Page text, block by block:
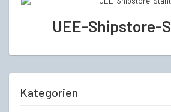
UEE-Shipstore-
Kategorien